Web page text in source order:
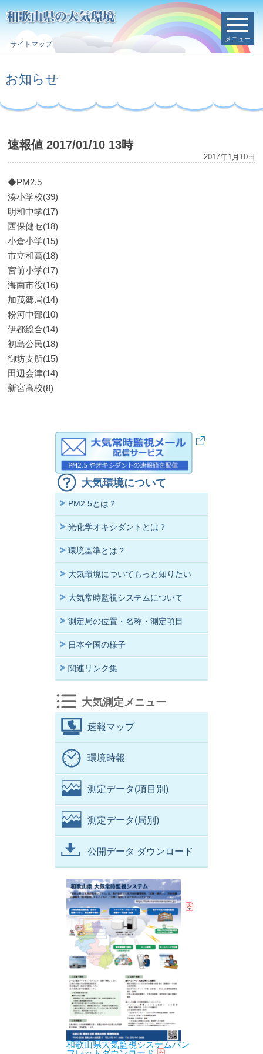
サイトマップ
メニュー
お知らせ
速報値 2017/01/10 13時
2017年1月10日
◆PM2.5
湊小学校(39)
明和中学(17)
西保健セ(18)
小倉小学(15)
市立和高(18)
宮前小学(17)
海南市役(16)
加茂郷局(14)
粉河中部(10)
伊都総合(14)
初島公民(18)
御坊支所(15)
田辺会津(14)
新宮高校(8)
大気環境について
PM2.5とは？
光化学オキシダントとは？
環境基準とは？
大気環境についてもっと知りたい
大気常時監視システムについて
測定局の位置・名称・測定項目
日本全国の様子
関連リンク集
大気測定メニュー
速報マップ
環境時報
測定データ(項目別)
測定データ(局別)
公開データ ダウンロード
和歌山県大気監視システムパン